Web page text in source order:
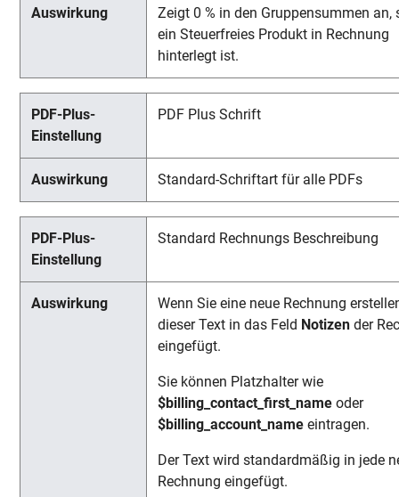
Zeigt 0 % in den Gruppensummen an,
ein Steuerfreies Produkt in Rechnung
hinterlegt ist.
PDF Plus Schrift
Standard-Schriftart für alle PDFs
Standard Rechnungs Beschreibung
Wenn Sie eine neue Rechnung
dieser Text in das Feld Notizender
eingefügt.
Sie können Platzhalter wie
$billing_contact_first_nameoder
$billing_account_nameeintragen.
Der Text wird standardmäßig in jede
Rechnung eingefügt.